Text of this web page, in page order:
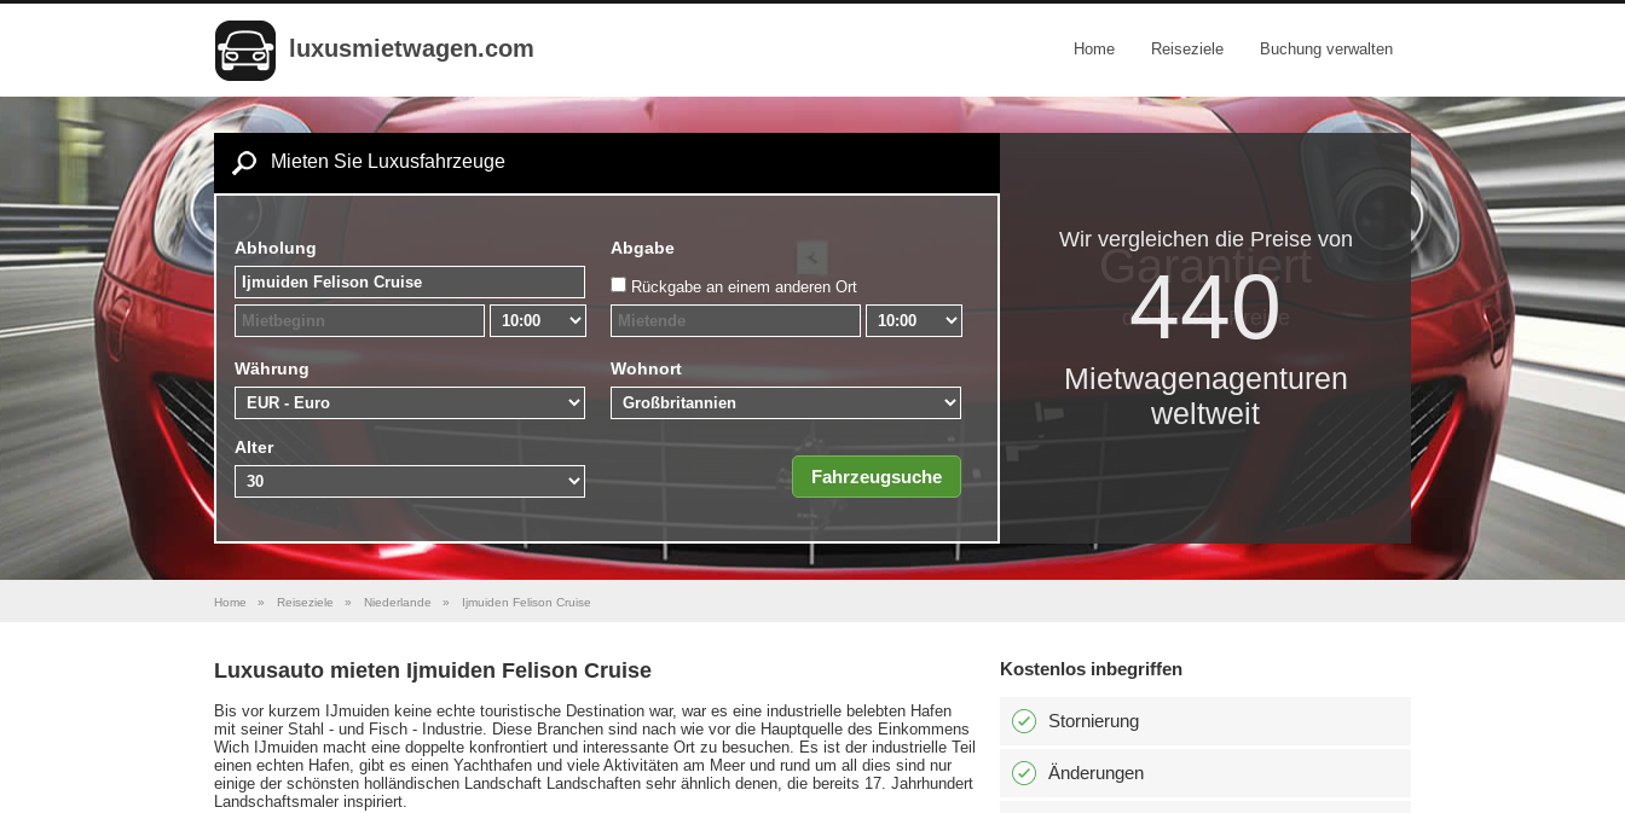
luxusmietwagen.com Home Reiseziele Buchung verwalten
Mieten Sie Luxusfahrzeuge
Abholung Abgabe
Rückgabe an einem anderen Ort
Währung Wohnort
Alter
Wir vergleichen die Preise von
440
Mietwagenagenturen
weltweit
Garantiert
die besten Preise
Home » Reiseziele » Niederlande » Ijmuiden Felison Cruise
Luxusauto mieten Ijmuiden Felison Cruise
Bis vor kurzem IJmuiden keine echte touristische Destination war, war es eine industrielle belebten Hafen
mit seiner Stahl - und Fisch - Industrie. Diese Branchen sind nach wie vor die Hauptquelle des Einkommens
Wich IJmuiden macht eine doppelte konfrontiert und interessante Ort zu besuchen. Es ist der industrielle Teil
einen echten Hafen, gibt es einen Yachthafen und viele Aktivitäten am Meer und rund um all dies sind nur
einige der schönsten holländischen Landschaft Landschaften sehr ähnlich denen, die bereits 17. Jahrhundert
Landschaftsmaler inspiriert.
Kostenlos inbegriffen
Stornierung
Änderungen